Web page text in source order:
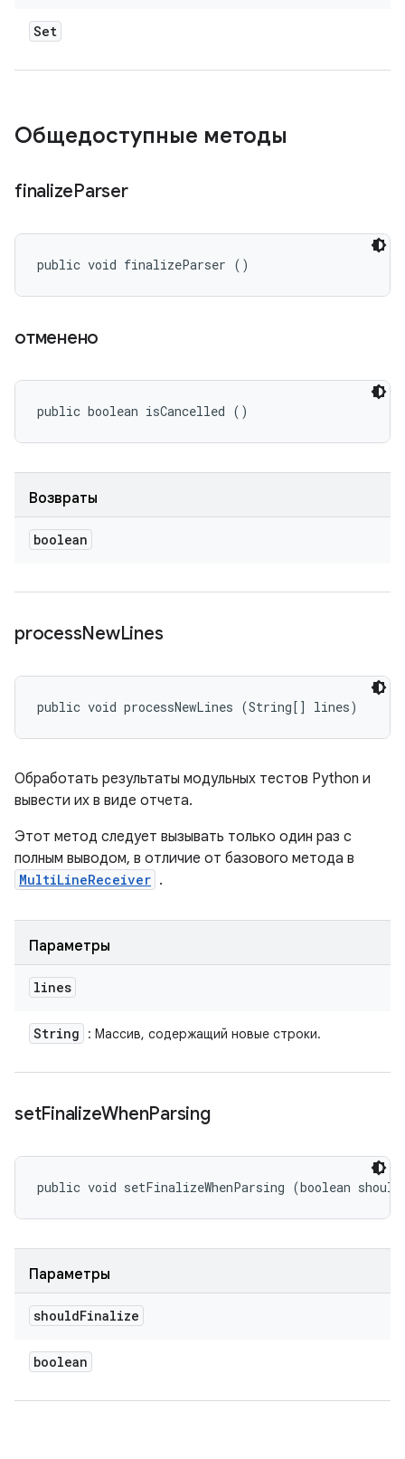
Set
Общедоступные методы
finalizeParser
public void finalizeParser ()
отменено
public boolean isCancelled ()
Возвраты
boolean
processNewLines
public void processNewLines (String[] lines)
Обработать результаты модульных тестов Python и
вывести их в виде отчета.
Этот метод следует вызывать только один раз с
полным выводом, в отличие от базового метода в
MultiLineReceiver .
Параметры
lines
String : Массив, содержащий новые строки.
setFinalizeWhenParsing
public void setFinalizeWhenParsing (boolean
Параметры
shouldFinalize
boolean